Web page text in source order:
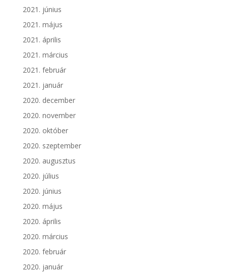
2021. június
2021. május
2021. április
2021. március
2021. február
2021. január
2020. december
2020. november
2020. október
2020. szeptember
2020. augusztus
2020. július
2020. június
2020. május
2020. április
2020. március
2020. február
2020. január